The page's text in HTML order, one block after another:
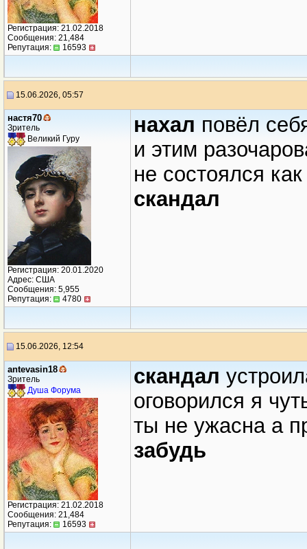
Регистрация: 21.02.2018
Сообщения: 21,484
Репутация:
16593
15.06.2026, 05:57
настя70
Зритель
Великий Гуру
Регистрация: 20.01.2020
Адрес: США
Сообщения: 5,955
Репутация:
4780
нахал повёл
и этим
не состоялся
скандал
15.06.2026, 12:54
antevasin18
Зритель
Душа Форума
Регистрация: 21.02.2018
Сообщения: 21,484
Репутация:
16593
скандал
оговорился я
ты не ужасна а
забудь